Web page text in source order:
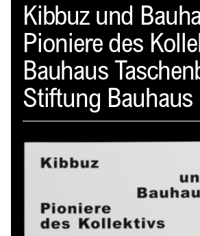
Spector
PROFIL
AKTUELLES
INDEX
WARENKORB (
DISTRIBUTION
Kibbuz und
Pioniere des
Bauhaus
Stiftung Bauhaus